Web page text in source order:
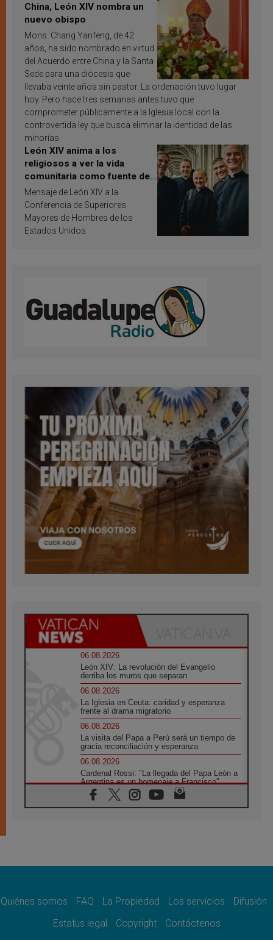
China, León XIV nombra un
nuevo obispo
Mons. Chang Yanfeng, de 42
años, ha sido nombrado en virtud
del Acuerdo entre China y la Santa
Sede para una diócesis que
llevaba veinte años sin pastor. La ordenación tuvo lugar
hoy. Pero hace tres semanas antes tuvo que
comprometer públicamente a la Iglesia local con la
controvertida ley que busca eliminar la identidad de las
minorías.
León XIV anima a los
religiosos a ver la vida
comunitaria como fuente de
inspiración y santificación
Mensaje de León XIV a la
Conferencia de Superiores
Mayores de Hombres de los
Estados Unidos
06.08.2026
León XIV: La revolución del Evangelio
derriba los muros que separan
06.08.2026
La Iglesia en Ceuta: caridad y esperanza
frente al drama migratorio
06.08.2026
La visita del Papa a Perú será un tiempo de
gracia reconciliación y esperanza
06.08.2026
Cardenal Rossi: "La llegada del Papa León a
Argentina es un homenaje a Francisco"
06.08.2026
En Asís, León XIV invita a los jóvenes a
05.08.2026
05.08.2026
sabiduría para afrontar los urgentes desafíos
Quiénes somos FAQ La Propiedad Los servicios
Difusión
Estatus legal
Copyright Contáctenos